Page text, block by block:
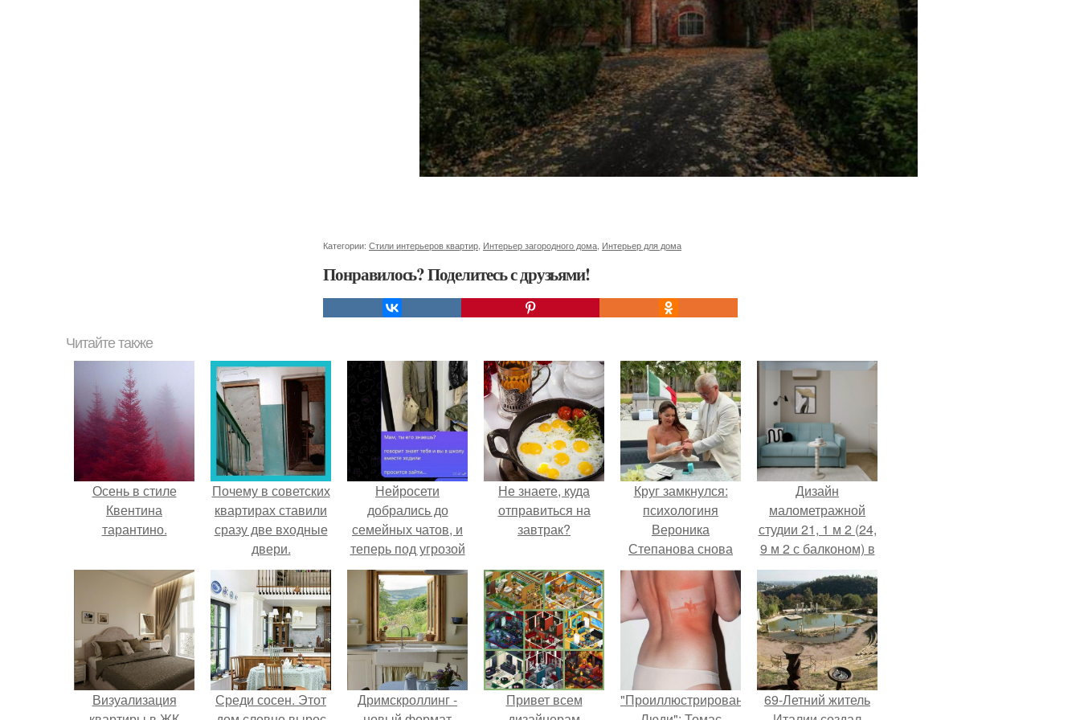
Категории: Стили интерьеров квартир Интерьер загородного дома Интерьер для дома
Понравилось? Поделитесь с друзьями!
Читайте также
Осень в стиле
Квентина
тарантино.
Почему в советских
квартирах ставили
сразу две входные
двери.
Нейросети
добрались до
семейных чатов, и
теперь под угрозой
мамины нервы.
Не знаете, куда
отправиться на
завтрак?
Круг замкнулся:
психологиня
Вероника
Степанова снова
вышла замуж за
собственного
бывшего мужа.
Дизайн
малометражной
студии 21, 1 м 2 (24,
9 м 2 с балконом) в
Краснодаре.
Визуализация
Среди сосен. Этот
Дримскроллинг -
Привет всем
"Проиллюстрированные69-Летний житель